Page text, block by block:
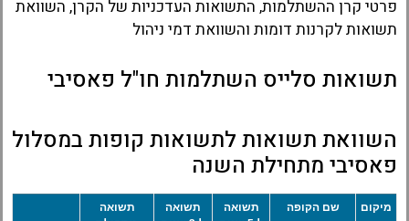
פרטי קרן ההשתלמות, התשואות העדכניות של הקרן, השוואת
תשואות לקרנות דומות והשוואת דמי ניהול
תשואות סלייס השתלמות חו"ל פאסיבי
השוואת תשואות לתשואות קופות במסלול
פאסיבי מתחילת השנה
מיקום שם הקופה
תשואה
תשואה
תשואה